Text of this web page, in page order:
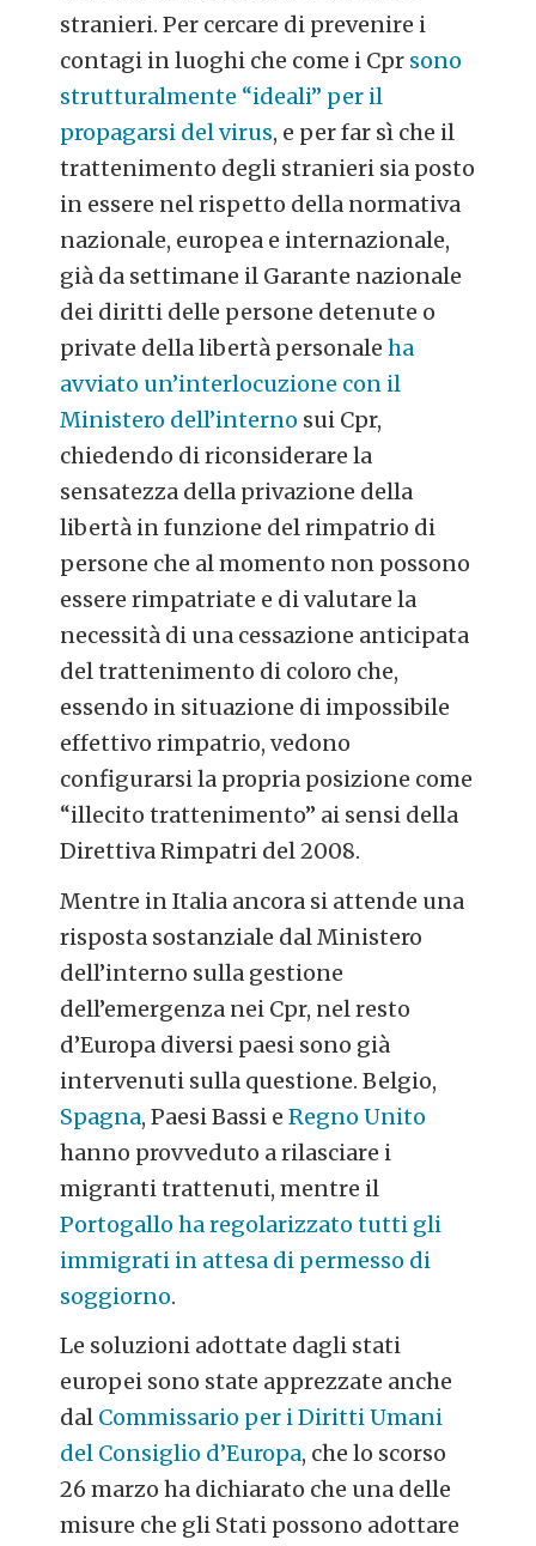
stranieri. Per cercare di prevenire i
contagi in luoghi che come i Cpr sono
strutturalmente “ideali” per il
propagarsi del virus, e per far sì che il
trattenimento degli stranieri sia posto
in essere nel rispetto della normativa
nazionale, europea e internazionale,
già da settimane il Garante nazionale
dei diritti delle persone detenute o
private della libertà personaleha
avviato un’interlocuzione con il
Ministero dell’interno sui Cpr,
chiedendo di riconsiderare la
sensatezza della privazione della
libertà in funzione del rimpatrio di
persone che al momento non possono
essere rimpatriate e di valutare la
necessità di una cessazione anticipata
del trattenimento di coloro che,
essendo in situazione di impossibile
effettivo rimpatrio, vedono
configurarsi la propria posizione come
“illecito trattenimento” ai sensi della
Direttiva Rimpatri del 2008.
Mentre in Italia ancora si attende una
risposta sostanziale dal Ministero
dell’interno sulla gestione
dell’emergenza nei Cpr, nel resto
d’Europa diversi paesi sono già
intervenuti sulla questione. Belgio,
Spagna, Paesi Bassi eRegno Unito
hanno provveduto a rilasciare i
migranti trattenuti, mentre il
Portogallo ha regolarizzato tutti gli
immigrati in attesa di permesso di
soggiorno.
Le soluzioni adottate dagli stati
europei sono state apprezzate anche
dal Commissario per i Diritti Umani
del Consiglio d’Europa, che lo scorso
26 marzo ha dichiarato che una delle
misure che gli Stati possono adottare